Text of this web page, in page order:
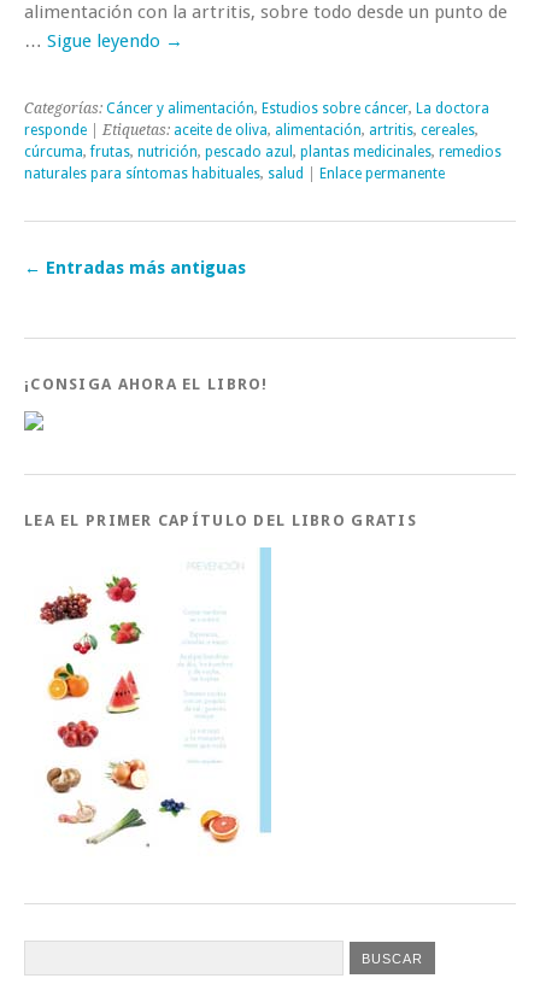
alimentación con la artritis, sobre todo desde un punto de
… Sigue leyendo →
Categorías: Cáncer y alimentación, Estudios sobre cáncer, La doctora
responde | Etiquetas: aceite de oliva, alimentación, artritis, cereales,
cúrcuma,frutas, nutrición, pescado azul , plantas medicinales, remedios
naturales para síntomas habituales, salud Enlace permanente
← Entradas más antiguas
¡CONSIGA AHORA EL LIBRO!
LEA EL PRIMER CAPÍTULO DEL LIBRO GRATIS